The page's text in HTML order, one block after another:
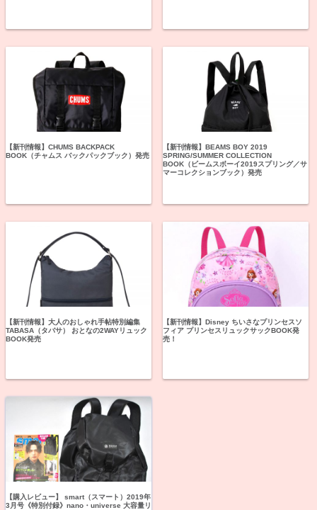
【新刊情報】CHUMS BACKPACK
BOOK（チャムス バックパックブック）発売
【新刊情報】BEAMS BOY 2019
SPRING/SUMMER COLLECTION
BOOK（ビームスボーイ2019スプリング／サ
マーコレクションブック）発売
【新刊情報】大人のおしゃれ手帖特別編集
TABASA（タバサ） おとなの2WAYリュック
BOOK発売
【新刊情報】Disney ちいさなプリンセスソ
フィア プリンセスリュックサックBOOK発
売！
【購入レビュー】 smart（スマート）2019年
3月号《特別付録》nano・universe 大容量リ